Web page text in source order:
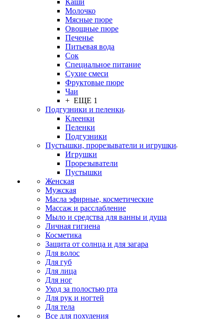
Каши
Молочко
Мясные пюре
Овощные пюре
Печенье
Питьевая вода
Сок
Специальное питание
Сухие смеси
Фруктовые пюре
Чаи
+ ЕЩЕ 1
Подгузники и пеленки
Клеенки
Пеленки
Подгузники
Пустышки, прорезыватели и игрушки
Игрушки
Прорезыватели
Пустышки
Женская
Мужская
Масла эфирные, косметические
Массаж и расслабление
Мыло и средства для ванны и душа
Личная гигиена
Косметика
Защита от солнца и для загара
Для волос
Для губ
Для лица
Для ног
Уход за полостью рта
Для рук и ногтей
Для тела
Все для похудения